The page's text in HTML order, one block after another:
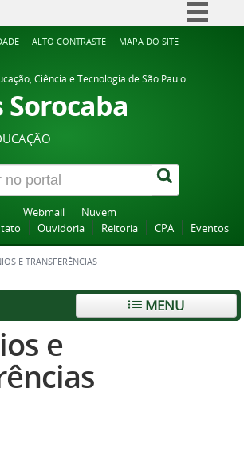
Simplifique!
Acesso à informação
Canais
ALTO CONTRASTE MAPA DO SITE
Ciência e Tecnologia de São Paulo
Sorocaba
Webmail
Nuvem
Ouvidoria Reitoria CPA Eventos
E TRANSFERÊNCIAS
MENU
e